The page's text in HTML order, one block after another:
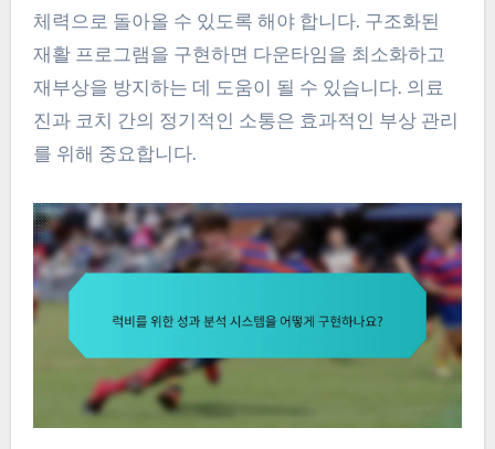
체력으로 돌아올 수 있도록 해야 합니다. 구조화된
재활 프로그램을 구현하면 다운타임을 최소화하고
재부상을 방지하는 데 도움이 될 수 있습니다. 의료
진과 코치 간의 정기적인 소통은 효과적인 부상 관리
를 위해 중요합니다.